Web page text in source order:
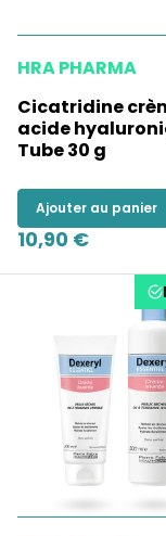
HRA PHARMA
Cicatridine
acide
Tube 30 g
Ajouter au panier
10,90 €